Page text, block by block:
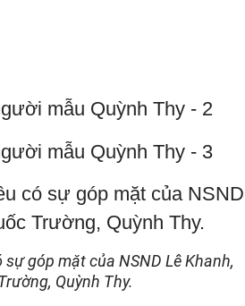
góp mặt của NSND Lê Khanh,
Quỳnh Thy.